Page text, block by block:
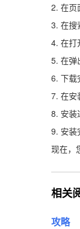
2. 在页
3. 在搜
4. 在打
5. 在弹
6. 下载
7. 在安
8. 安装
9. 安装
现在，
相关
攻略